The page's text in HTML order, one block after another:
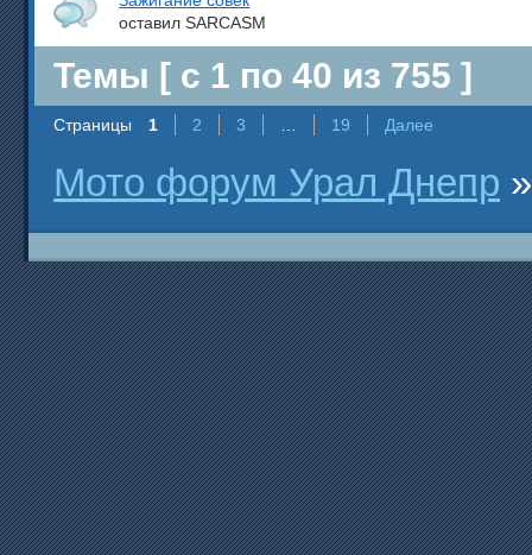
оставил SARCASM
Темы [ с 1 по 40 из 755 ]
Страницы 1 2 3 19 Далее
Мото форум Урал Днепр